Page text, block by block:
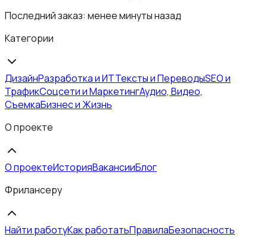
Последний заказ: менее минуты назад
Категории
ДизайнРазработка и ИТТексты и ПереводыSEO и
ТрафикСоцсети и МаркетингАудио, Видео,
СъемкаБизнес и Жизнь
О проекте
О проектеИсторияВакансииБлог
Фрилансеру
Найти работуКак работатьПравилаБезопасность